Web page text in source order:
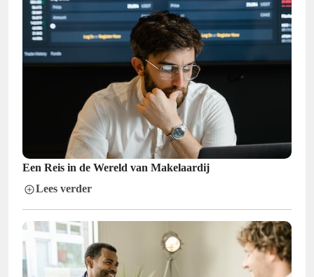
Een Reis in de Wereld van Makelaardij
Lees verder